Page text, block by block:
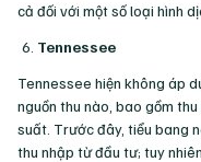
cả đối với một số loại hình
Tennessee
Tennessee hiện không áp
nguồn thu nào, bao gồm
suất. Trước đây, tiểu bang
thu nhập từ đầu tư; tuy